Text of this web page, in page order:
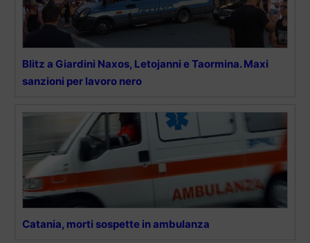
Blitz a Giardini Naxos, Letojanni e Taormina. Maxi
sanzioni per lavoro nero
Catania, morti sospette in ambulanza